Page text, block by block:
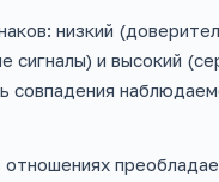
низкий
и высокий